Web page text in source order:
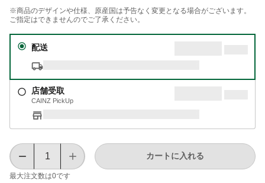
※商品のデザインや仕様、原産国は予告なく変更となる場合がございます。
ご指定はできませんのでご了承ください。
配送
店舗受取
CAINZ PickUp
最大注文数は0です
カートに入れる